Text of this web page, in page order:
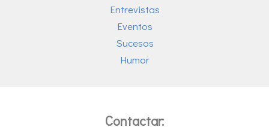
Entrevistas
Eventos
Sucesos
Humor
Contactar: